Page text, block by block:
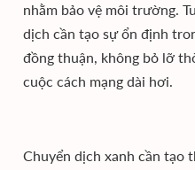
nhằm bảo vệ môi trường.
dịch cần tạo sự ổn định
đồng thuận, không bỏ lỡ
cuộc cách mạng dài hơi.
Chuyển dịch xanh cần tạo